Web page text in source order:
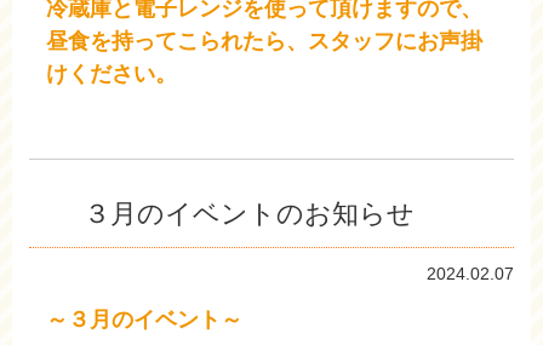
冷蔵庫と電子レンジを使って頂けますので、
昼食を持ってこられたら、スタッフにお声掛
けください。
３月のイベントのお知らせ
2024.02.07
～３月のイベント～